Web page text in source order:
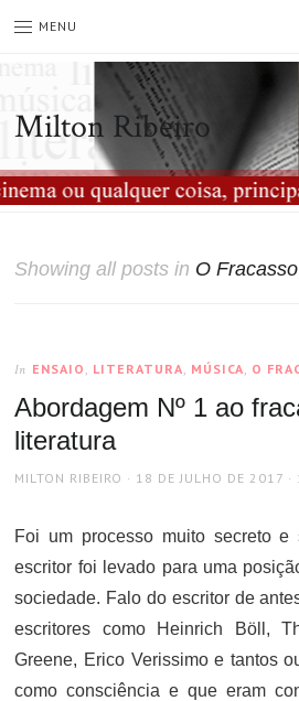
MENU
Milton Ribeiro
Showing all posts in O
In ENSAIO , LITERATURA, MÚSICA, O
Abordagem Nº 1 ao
literatura
AUTHOR
MILTON RIBEIRO
POSTED
18 DE JULHO DE 2017
Foi um processo muito secreto e
escritor foi levado para uma
sociedade. Falo do escritor de
escritores como Heinrich Böll,
Greene, Erico Verissimo e tantos
como consciência e que eram